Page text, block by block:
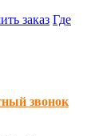
заказ Где
звонок